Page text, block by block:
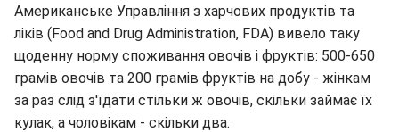
Американське Управління з харчових продуктів та
ліків (Food and Drug Administration, FDA) вивело таку
щоденну норму споживання овочів і фруктів: 500-650
грамів овочів та 200 грамів фруктів на добу - жінкам
за раз слід з'їдати стільки ж овочів, скільки займає їх
кулак, а чоловікам - скільки два.